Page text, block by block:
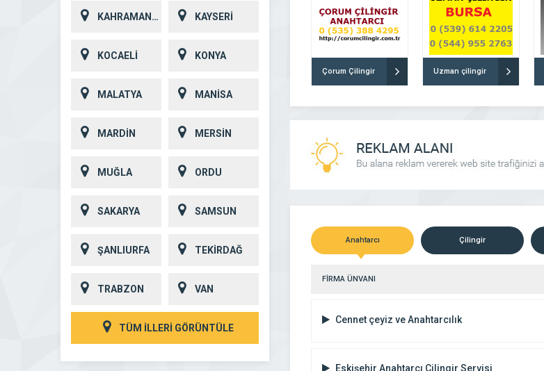
KAHRAMANMARAŞ KAYSERİ
KOCAELİ KONYA
MALATYA MANİSA
MARDİN MERSİN
MUĞLA ORDU
SAKARYA SAMSUN
ŞANLIURFA TEKİRDAĞ
TRABZON VAN
TÜM İLLERİ GÖRÜNTÜLE
Çorum Çilingir Uzman çilingir
Anahtarcı Çilingir
FİRMA ÜNVANI
Cennet çeyiz ve Anahtarcılık
Eskişehir Anahtarcı Çilingir Servisi